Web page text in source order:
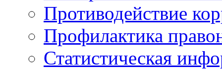
Противодействие
Профилактика
Статистическая